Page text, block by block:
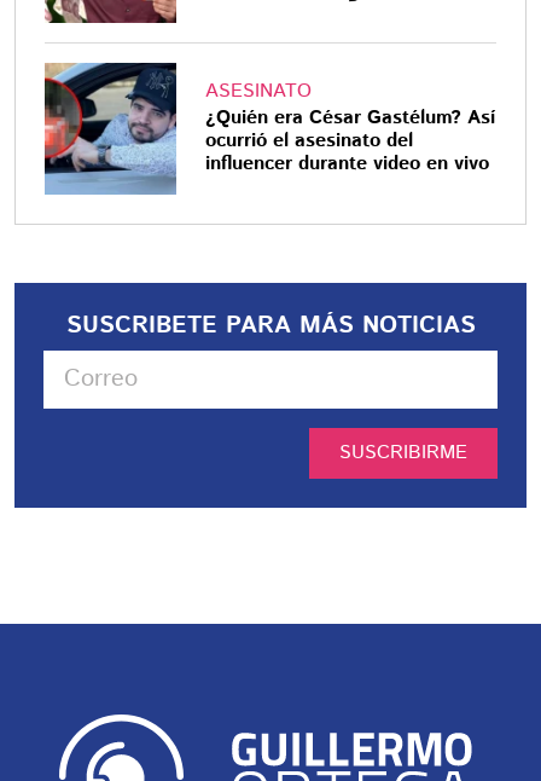
ASESINATO
¿Quién era César Gastélum? Así
ocurrió el asesinato del
influencer durante video en vivo
SUSCRIBETE PARA MÁS NOTICIAS
SUSCRIBIRME